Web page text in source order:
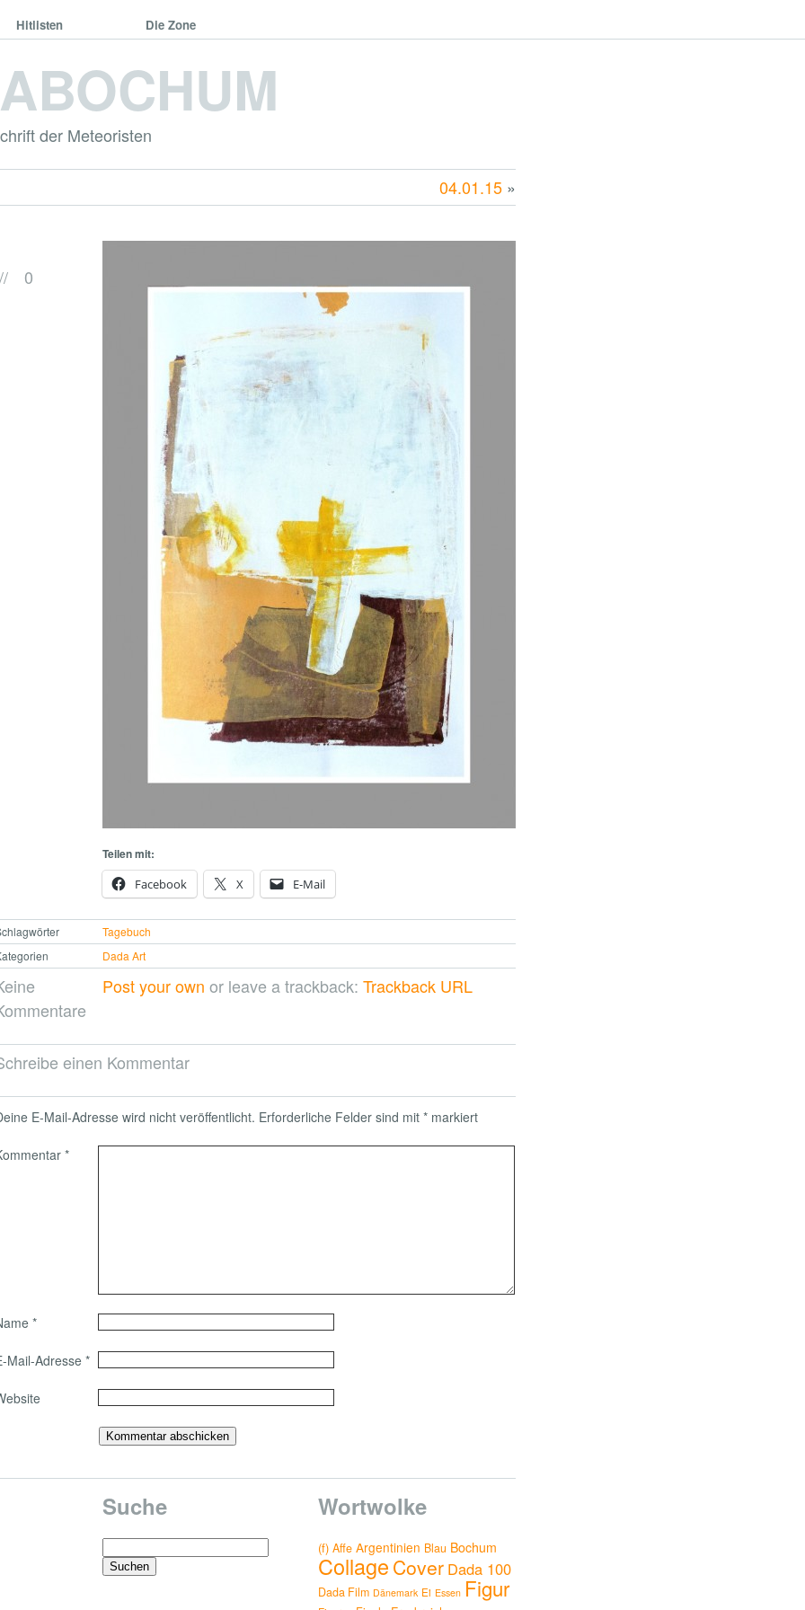
Hitlisten Die Zone
der Meteoristen
04.01.15 »
// 0
Teilen mit:
Facebook
X E-Mail
Tagebuch
Dada Art
Post your own or leave a trackback: Trackback URL
einen Kommentar
E-Mail-Adresse wird nicht veröffentlicht. Erforderliche Felder sind mit * markiert
*
*
Mail-Adresse *
Suche
Suchen
nach:
Wortwolke
(f) Affe Argentinien Blau Bochum
Collage Cover Dada 100
Dada Film Dänemark Ei Essen Figur